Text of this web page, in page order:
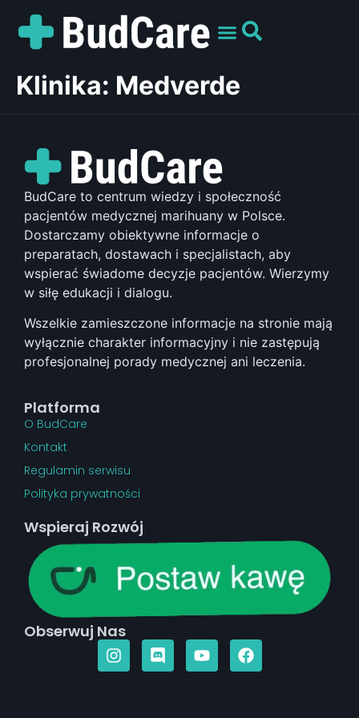
Klinika: Medverde
BudCare to centrum wiedzy i społeczność
pacjentów medycznej marihuany w Polsce.
Dostarczamy obiektywne informacje o
preparatach, dostawach i specjalistach, aby
wspierać świadome decyzje pacjentów. Wierzymy
w siłę edukacji i dialogu.
Wszelkie zamieszczone informacje na stronie mają
wyłącznie charakter informacyjny i nie zastępują
profesjonalnej porady medycznej ani leczenia.
Platforma
O BudCare
Kontakt
Regulamin serwisu
Polityka prywatności
Wspieraj Rozwój
Obserwuj Nas